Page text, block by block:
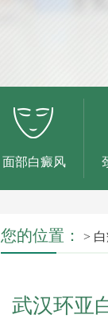
面部白癜风
您的位置： >
武汉环亚